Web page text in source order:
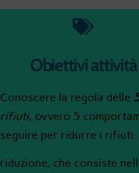
Obiettivi attività
Conoscere la regola delle
rifiuti, ovvero 5
seguire per ridurre i rifiuti:
riduzione, che consiste